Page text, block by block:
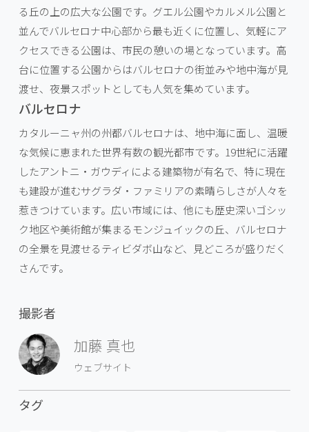
る丘の上の広大な公園です。グエル公園やカルメル公園と
並んでバルセロナ中心部から最も近くに位置し、気軽にア
クセスできる公園は、市民の憩いの場となっています。高
台に位置する公園からはバルセロナの街並みや地中海が見
渡せ、夜景スポットとしても人気を集めています。
バルセロナ
カタルーニャ州の州都バルセロナは、地中海に面し、温暖
な気候に恵まれた世界有数の観光都市です。19世紀に活躍
したアントニ・ガウディによる建築物が有名で、特に現在
も建設が進むサグラダ・ファミリアの素晴らしさが人々を
惹きつけています。広い市域には、他にも歴史深いゴシッ
ク地区や美術館が集まるモンジュイックの丘、バルセロナ
の全景を見渡せるティビダボ山など、見どころが盛りだく
さんです。
撮影者
加藤 真也
ウェブサイト
タグ